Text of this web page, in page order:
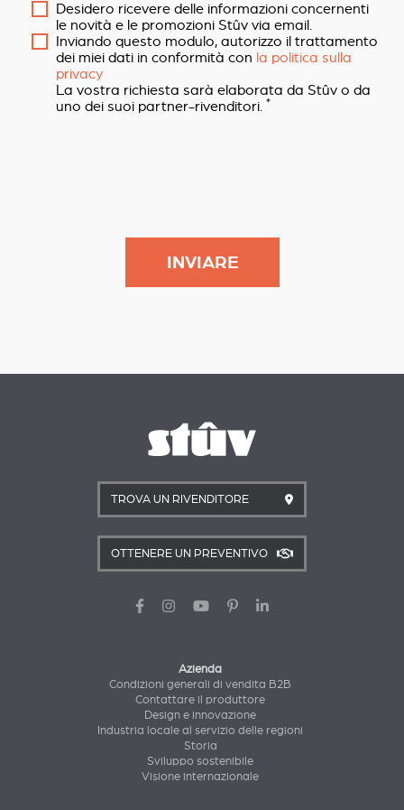
Desidero ricevere delle informazioni concernenti
le novità e le promozioni Stûv via email.
Inviando questo modulo, autorizzo il trattamento
dei miei dati in conformità con la politica sulla
privacy
La vostra richiesta sarà elaborata da Stûv o da
uno dei suoi partner-rivenditori. *
TROVA UN RIVENDITORE
OTTENERE UN PREVENTIVO
Azienda
Condizioni generali di vendita B2B
Contattare il produttore
Design e innovazione
Industria locale al servizio delle regioni
Storia
Sviluppo sostenibile
Visione internazionale